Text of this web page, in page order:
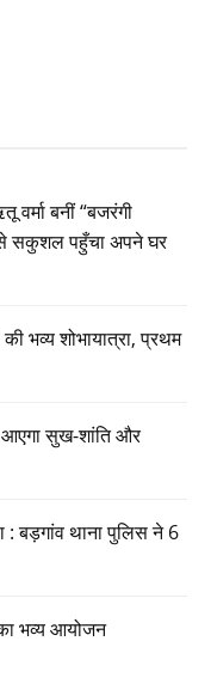
बनीं “बजरंगी
से सकुशल पहुँचा अपने घर
भव्य शोभायात्रा, प्रथम
सुख-शांति और
: बड़गांव थाना पुलिस ने 6
भव्य आयोजन